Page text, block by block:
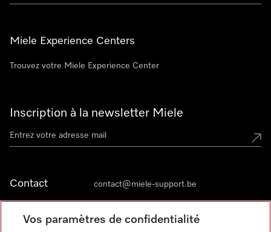
Miele Experience Centers
Trouvez votre Miele Experience Center
Inscription à la newsletter Miele
Contact contact@miele-support.be
Langue
Vos paramètres de confidentialité